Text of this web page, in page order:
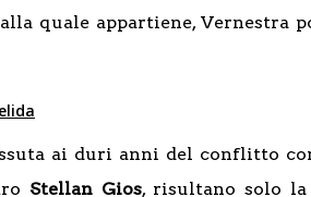
alla quale appartiene, Vernestra
ai duri anni del conflitto
Stellan Gios, risultano solo